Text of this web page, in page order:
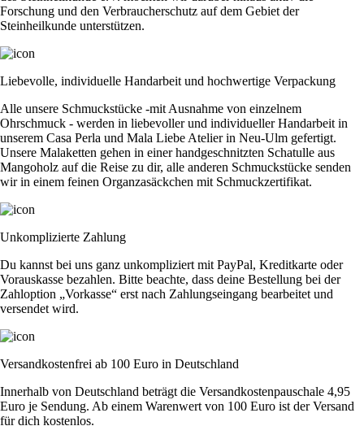
Forschung und den Verbraucherschutz auf dem Gebiet der
Steinheilkunde unterstützen.
Liebevolle, individuelle Handarbeit und hochwertige Verpackung
Alle unsere Schmuckstücke -mit Ausnahme von einzelnem
Ohrschmuck - werden in liebevoller und individueller Handarbeit in
unserem Casa Perla und Mala Liebe Atelier in Neu-Ulm gefertigt.
Unsere Malaketten gehen in einer handgeschnitzten Schatulle aus
Mangoholz auf die Reise zu dir, alle anderen Schmuckstücke senden
wir in einem feinen Organzasäckchen mit Schmuckzertifikat.
Unkomplizierte Zahlung
Du kannst bei uns ganz unkompliziert mit PayPal, Kreditkarte oder
Vorauskasse bezahlen. Bitte beachte, dass deine Bestellung bei der
Zahloption „Vorkasse“ erst nach Zahlungseingang bearbeitet und
versendet wird.
Versandkostenfrei ab 100 Euro in Deutschland
Innerhalb von Deutschland beträgt die Versandkostenpauschale 4,95
Euro je Sendung. Ab einem Warenwert von 100 Euro ist der Versand
für dich kostenlos.